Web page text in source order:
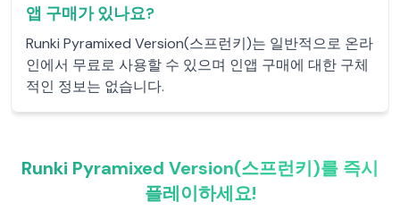
앱 구매가 있나요?
Runki Pyramixed Version(스프런키)는 일반적으로 온라
인에서 무료로 사용할 수 있으며 인앱 구매에 대한 구체
적인 정보는 없습니다.
Runki Pyramixed Version(스프런키)를 즉시
플레이하세요!